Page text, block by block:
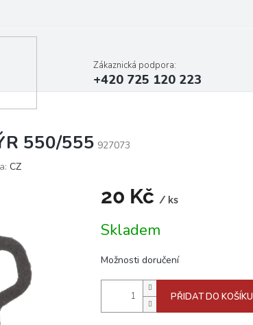
Zákaznická podpora:
+420 725 120 223
550/555 927073
CZ
20 Kč / ks
cena:
Skladem
Možnosti doručení
PŘIDAT DO KOŠÍKU